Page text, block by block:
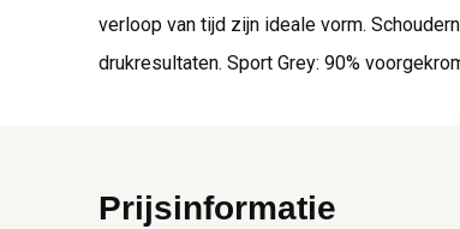
verloop van tijd zijn ideale vorm.
drukresultaten. Sport Grey: 90%
Prijsinformatie